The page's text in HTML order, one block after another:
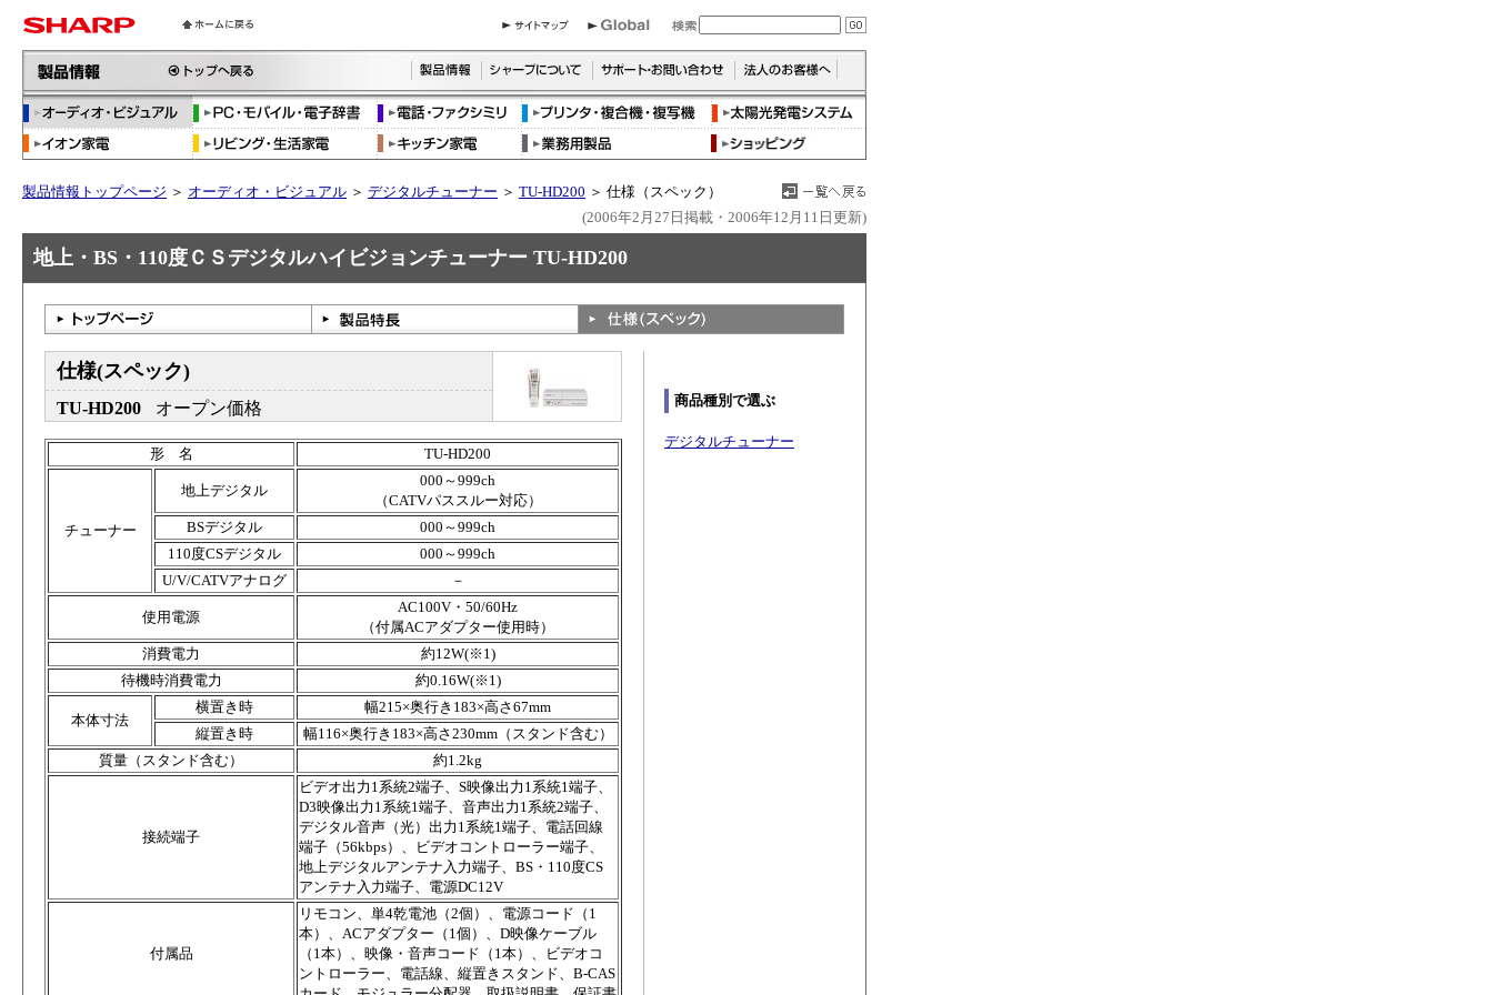
製品情報トップページ ＞ オーディオ・ビジュアル ＞ デジタルチューナー ＞ TU-HD200 ＞ 仕様（スペック）
(2006年2月27日掲載・2006年12月11日更新)
地上・BS・110度ＣＳデジタルハイビジョンチューナー TU-HD200
仕様(スペック)
TU-HD200 オープン価格
形 名 TU-HD200
チューナー
地上デジタル
000～999ch
（CATVパススルー対応）
BSデジタル
000～999ch
110度CSデジタル
000～999ch
U/V/CATVアナログ
－
使用電源
AC100V・50/60Hz
（付属ACアダプター使用時）
消費電力
約12W(※1)
待機時消費電力
約0.16W(※1)
本体寸法
横置き時
幅215×奥行き183×高さ67mm
縦置き時
幅116×奥行き183×高さ230mm（スタンド含む）
質量（スタンド含む）
約1.2kg
接続端子
ビデオ出力1系統2端子、S映像出力1系統1端子、
D3映像出力1系統1端子、音声出力1系統2端子、
デジタル音声（光）出力1系統1端子、電話回線
端子（56kbps）、ビデオコントローラー端子、
地上デジタルアンテナ入力端子、BS・110度CS
アンテナ入力端子、電源DC12V
付属品
リモコン、単4乾電池（2個）、電源コード（1
本）、ACアダプター（1個）、D映像ケーブル
（1本）、映像・音声コード（1本）、ビデオコ
ントローラー、電話線、縦置きスタンド、B-CAS
商品種別で選ぶ
デジタルチューナー